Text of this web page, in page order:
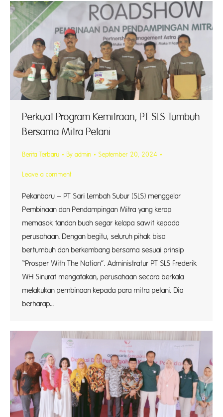
Perkuat Program Kemitraan, PT SLS Tumbuh
Bersama Mitra Petani
Berita Terbaru By admin September 20, 2024
Leave a comment
Pekanbaru – PT Sari Lembah Subur (SLS) menggelar
Pembinaan dan Pendampingan Mitra yang kerap
memasok tandan buah segar kelapa sawit kepada
perusahaan. Dengan begitu, seluruh pihak bisa
bertumbuh dan berkembang bersama sesuai prinsip
“Prosper With The Nation”. Administratur PT SLS Frederik
WH Sinurat mengatakan, perusahaan secara berkala
melakukan pembinaan kepada para mitra petani. Dia
berharap…